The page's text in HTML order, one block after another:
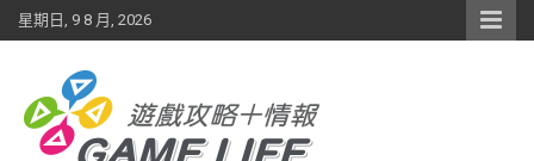
Skip
to
星期日, 9 8 月, 2026